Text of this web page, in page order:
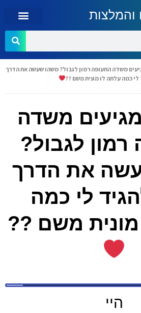
והמלצות
משדה התעופה רמון לגבול? משהו שעשה את הדרך
לי כמה עלתה לו מונית משם ??
מגיעים משדה
לגבול?
את הדרך
לי כמה
משם ??
היי